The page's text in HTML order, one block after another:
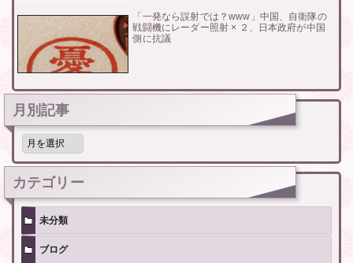
「一発なら誤射では？www」中国、自衛隊の
戦闘機にレーダー照射 × ２、日本政府が中国
側に抗議
月別記事
月
記
事
カテゴリー
未分類
ブログ